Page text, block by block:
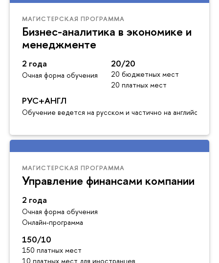
МАГИСТЕРСКАЯ ПРОГРАММА
Бизнес-аналитика в экономике и
менеджменте
2 года
Очная форма обучения
20/20
20 бюджетных мест
20 платных мест
РУС+АНГЛ
Обучение ведется на русском и частично на английском
МАГИСТЕРСКАЯ ПРОГРАММА
Управление финансами компании
2 года
Очная форма обучения
Онлайн-программа
150/10
150 платных мест
10 платных мест для иностранцев